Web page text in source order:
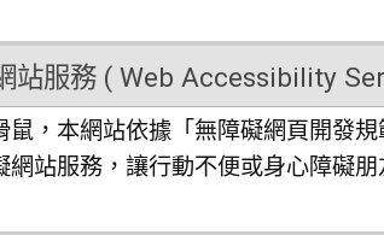
站服務 ( Web Accessibility
鼠，本網站依據「無障礙網頁開發
網站服務，讓行動不便或身心障礙